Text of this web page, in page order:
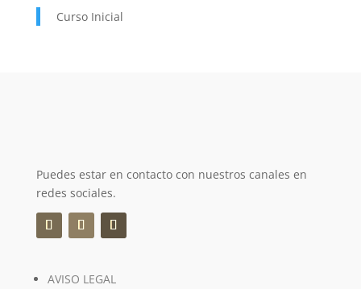
Curso Inicial
Puedes estar en contacto con nuestros canales en
redes sociales.
AVISO LEGAL